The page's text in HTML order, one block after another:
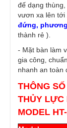
đế dạng
vươn xa lên tới
đứng,
thành rẻ ).
- Mặt bàn làm
gia công,
nhanh an toàn
THÔNG
THỦY LỰC
MODEL